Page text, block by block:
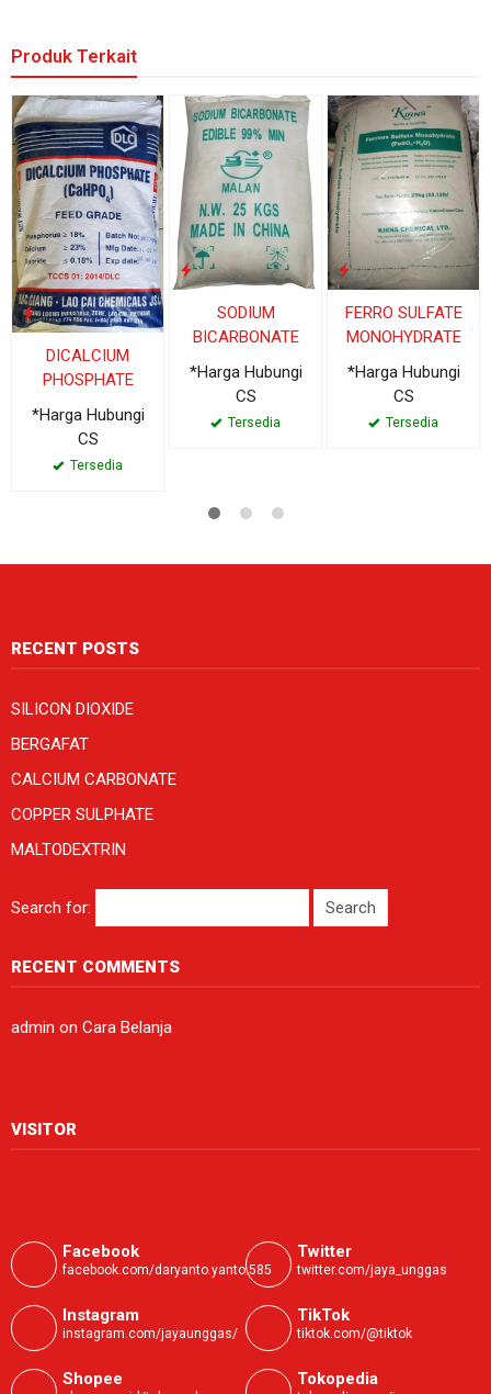
Produk Terkait
DICALCIUM
PHOSPHATE
*Harga Hubungi
CS
Tersedia
SODIUM
BICARBONATE
*Harga Hubungi
CS
Tersedia
FERRO SULFATE
MONOHYDRATE
*Harga Hubungi
CS
Tersedia
RECENT POSTS
SILICON DIOXIDE
BERGAFAT
CALCIUM CARBONATE
COPPER SULPHATE
MALTODEXTRIN
Search for:
RECENT COMMENTS
admin on Cara Belanja
VISITOR
Facebook
facebook.com/daryanto.yanto.585
Twitter
twitter.com/jaya_unggas
Instagram
instagram.com/jayaunggas/
TikTok
tiktok.com/@tiktok
Shopee Tokopedia